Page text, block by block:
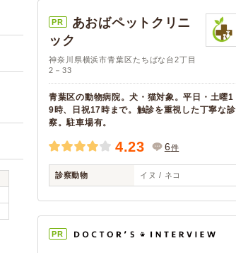
PR
あおばペットクリニ
ック
神奈川県横浜市青葉区たちばな台2丁目
2－33
青葉区の動物病院。犬・猫対象。平日・土曜1
9時、日祝17時まで。触診を重視した丁寧な診
察。駐車場有。
4.23 6件
診察動物 イヌ / ネコ
PR